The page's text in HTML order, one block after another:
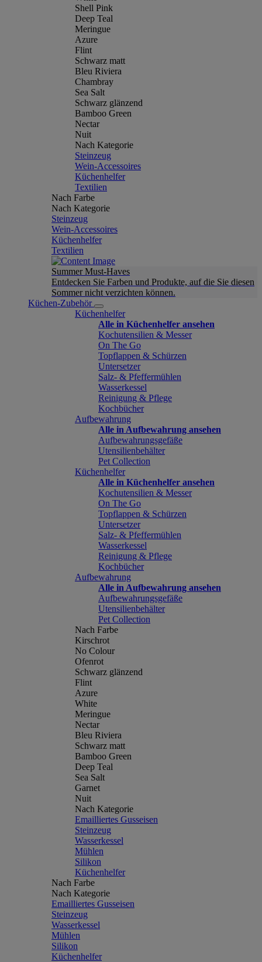
Shell Pink
Deep Teal
Meringue
Azure
Flint
Schwarz matt
Bleu Riviera
Chambray
Sea Salt
Schwarz glänzend
Bamboo Green
Nectar
Nuit
Nach Kategorie
Steinzeug
Wein-Accessoires
Küchenhelfer
Textilien
Nach Farbe
Nach Kategorie
Steinzeug
Wein-Accessoires
Küchenhelfer
Textilien
Summer Must-Haves
Entdecken Sie Farben und Produkte, auf die Sie diesen
Sommer nicht verzichten können.
Küchen-Zubehör
Küchenhelfer
Alle in Küchenhelfer ansehen
Kochutensilien & Messer
On The Go
Topflappen & Schürzen
Untersetzer
Salz- & Pfeffermühlen
Wasserkessel
Reinigung & Pflege
Kochbücher
Aufbewahrung
Alle in Aufbewahrung ansehen
Aufbewahrungsgefäße
Utensilienbehälter
Pet Collection
Küchenhelfer
Alle in Küchenhelfer ansehen
Kochutensilien & Messer
On The Go
Topflappen & Schürzen
Untersetzer
Salz- & Pfeffermühlen
Wasserkessel
Reinigung & Pflege
Kochbücher
Aufbewahrung
Alle in Aufbewahrung ansehen
Aufbewahrungsgefäße
Utensilienbehälter
Pet Collection
Nach Farbe
Kirschrot
No Colour
Ofenrot
Schwarz glänzend
Flint
Azure
White
Meringue
Nectar
Bleu Riviera
Schwarz matt
Bamboo Green
Deep Teal
Sea Salt
Garnet
Nuit
Nach Kategorie
Emailliertes Gusseisen
Steinzeug
Wasserkessel
Mühlen
Silikon
Küchenhelfer
Nach Farbe
Nach Kategorie
Emailliertes Gusseisen
Steinzeug
Wasserkessel
Mühlen
Silikon
Küchenhelfer